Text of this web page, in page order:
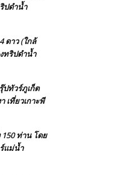
ปดำน้ำ
ดาว (ใกล้
ทริปดำน้ำ
ปทัวร์ภูเก็ต
เที่ยวเกาะพี
ท่าน โดย
แม่น้ำ